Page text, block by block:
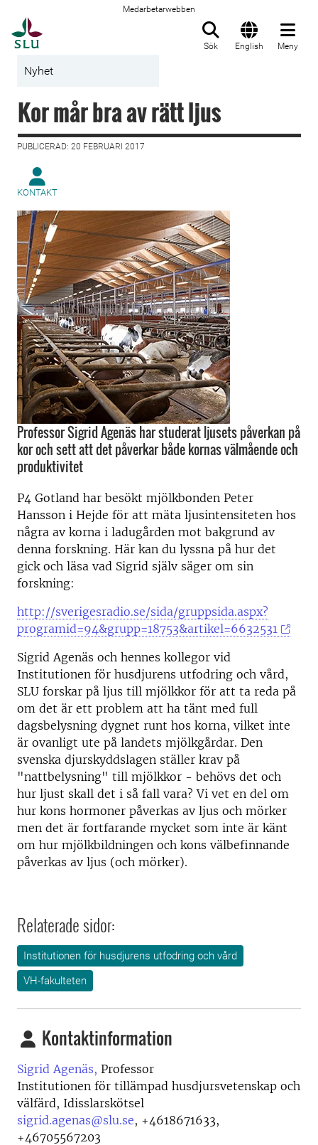
Medarbetarwebben
Sök English Meny
Nyhet
Kor mår bra av rätt ljus
PUBLICERAD: 20 FEBRUARI 2017
KONTAKT
Professor Sigrid Agenäs har studerat ljusets påverkan på
kor och sett att det påverkar både kornas välmående och
produktivitet
P4 Gotland har besökt mjölkbonden Peter
Hansson i Hejde för att mäta ljusintensiteten hos
några av korna i ladugården mot bakgrund av
denna forskning. Här kan du lyssna på hur det
gick och läsa vad Sigrid själv säger om sin
forskning:
http://sverigesradio.se/sida/gruppsida.aspx?
programid=94&grupp=18753&artikel=6632531
Sigrid Agenäs och hennes kollegor vid
Institutionen för husdjurens utfodring och vård,
SLU forskar på ljus till mjölkkor för att ta reda på
om det är ett problem att ha tänt med full
dagsbelysning dygnet runt hos korna, vilket inte
är ovanligt ute på landets mjölkgårdar. Den
svenska djurskyddslagen ställer krav på
"nattbelysning" till mjölkkor - behövs det och
hur ljust skall det i så fall vara? Vi vet en del om
hur kons hormoner påverkas av ljus och mörker
men det är fortfarande mycket som inte är känt
om hur mjölkbildningen och kons välbefinnande
påverkas av ljus (och mörker).
Relaterade sidor:
Institutionen för husdjurens utfodring och vård
VH-fakulteten
Kontaktinformation
Sigrid Agenäs, Professor
Institutionen för tillämpad husdjursvetenskap och
välfärd, Idisslarskötsel
sigrid.agenas@slu.se, +4618671633,
+46705567203